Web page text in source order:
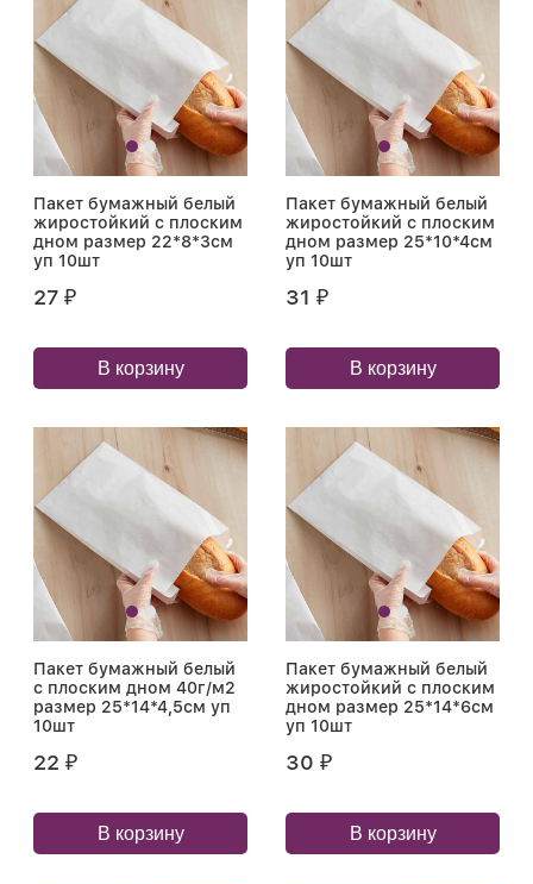
Пакет бумажный белый
жиростойкий с плоским
дном размер 22*8*3см
уп 10шт
27 ₽
В корзину
Пакет бумажный белый
жиростойкий с плоским
дном размер 25*10*4см
уп 10шт
31 ₽
В корзину
Пакет бумажный белый
с плоским дном 40г/м2
размер 25*14*4,5см уп
10шт
22 ₽
В корзину
Пакет бумажный белый
жиростойкий с плоским
дном размер 25*14*6см
уп 10шт
30 ₽
В корзину